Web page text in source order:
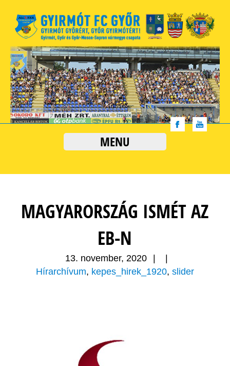
MENU
MAGYARORSZÁG ISMÉT AZ
EB-N
13. november, 2020
Hírarchívum, kepes_hirek_1920, slider